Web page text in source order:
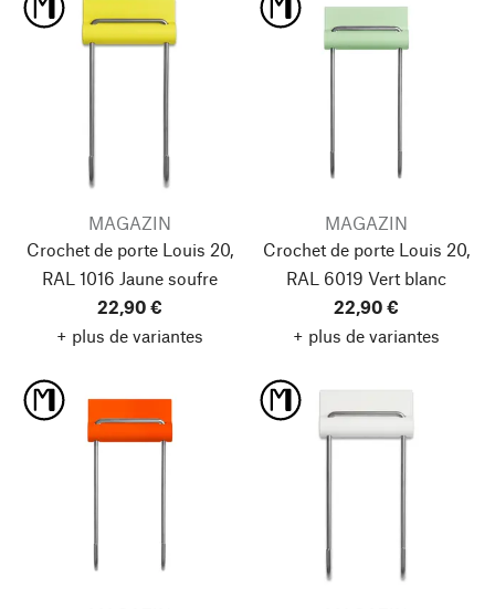
MAGAZIN
Crochet de porte Louis 20,
RAL 1016 Jaune soufre
22,90 €
+ plus de variantes
MAGAZIN
Crochet de porte Louis 20,
RAL 6019 Vert blanc
22,90 €
+ plus de variantes